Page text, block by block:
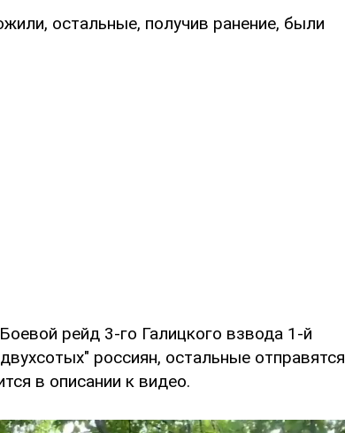
остальные, получив ранение, были
рейд 3-го Галицкого взвода 1-й
россиян, остальные отправятся
в описании к видео.